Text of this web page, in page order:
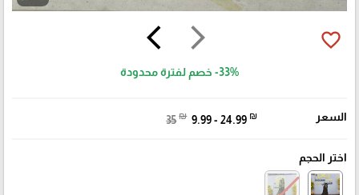
arrow_forward_ios
arrow_back_ios favorite_border
-33% خصم لفترة محدودة
السعر 35 ₪ 9.99 - 24.99 ₪
اختر الحجم